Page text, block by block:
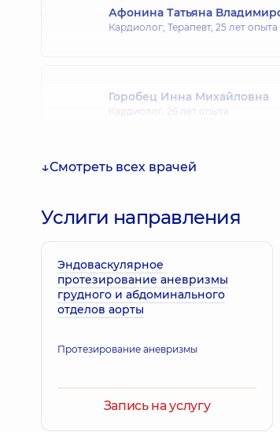
Афонина Татьяна
Кардиолог; Терапевт, 25 лет опыта
Горобец Инна Михайловна
Кардиолог, 26 лет опыта
Музыченко Светлана
Кардиолог; Врач ультразвуковой
Поярков Сергей
Смотреть всех врачей
Услиги направления
Эндоваскулярное
протезирование аневризмы
грудного и абдоминального
отделов аорты
Протезирование аневризмы
Запись на услугу